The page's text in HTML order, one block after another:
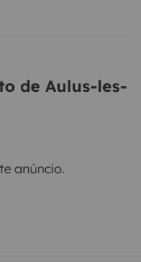
de Aulus-les-
anúncio.